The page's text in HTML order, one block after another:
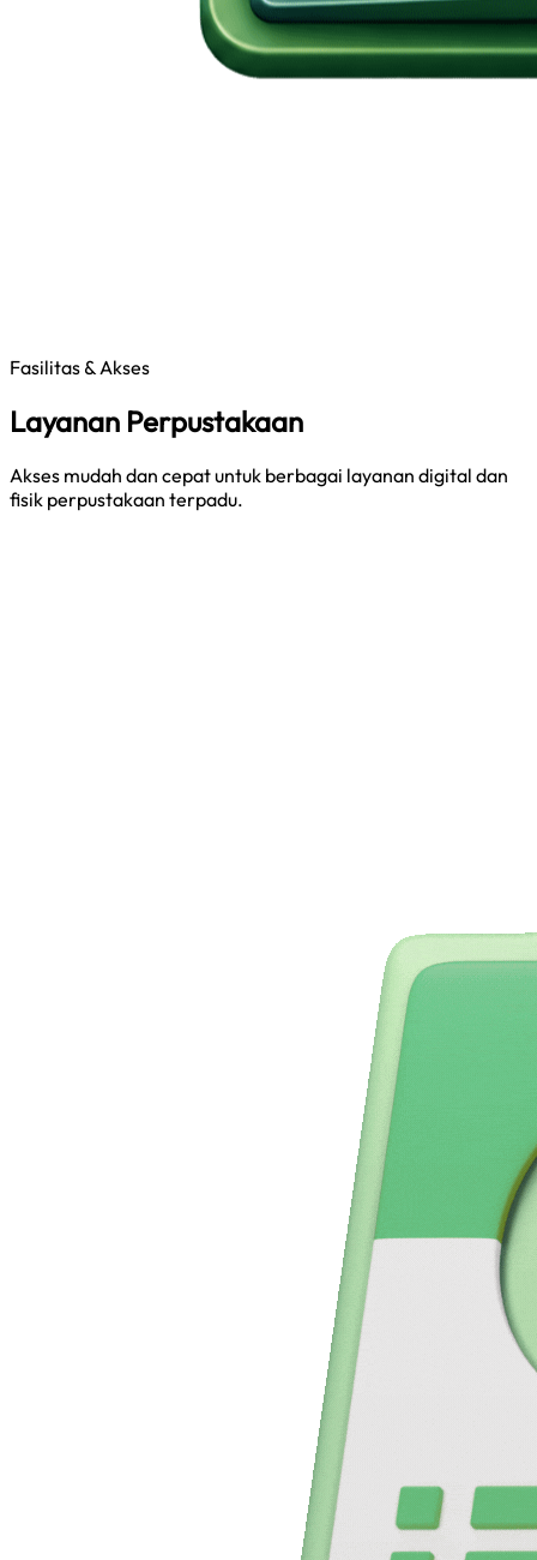
Fasilitas & Akses
Layanan Perpustakaan
Akses mudah dan cepat untuk berbagai layanan digital dan
fisik perpustakaan terpadu.